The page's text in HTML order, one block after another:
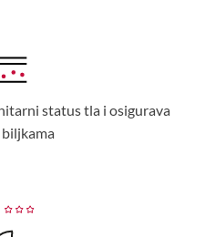
status tla i osigurava